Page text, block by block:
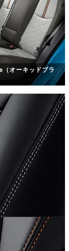
オーキッドブラ